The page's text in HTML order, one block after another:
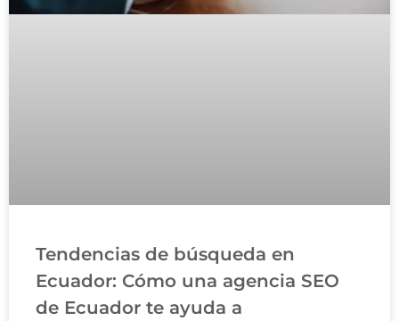
Tendencias de búsqueda en
Ecuador: Cómo una agencia SEO
de Ecuador te ayuda a